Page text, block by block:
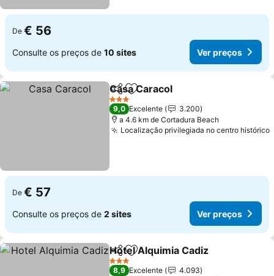
De € 56
Consulte os preços de 10 sites Ver preços
PartilharAdicionar aos favoritos
Casa Caracol
3 Estrelas
9,0 Excelente
3.200
a 4.6 km de Cortadura Beach
Localização privilegiada no centro histórico
De € 57
Consulte os preços de 2 sites Ver preços
PartilharAdicionar aos favoritos
Hotel Alquimia Cadiz
3 Estrelas
8,9 Excelente
4.093